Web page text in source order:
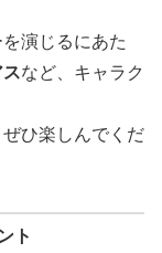
演じるにあた
など、キャラク
ひ楽しんでくだ
ト